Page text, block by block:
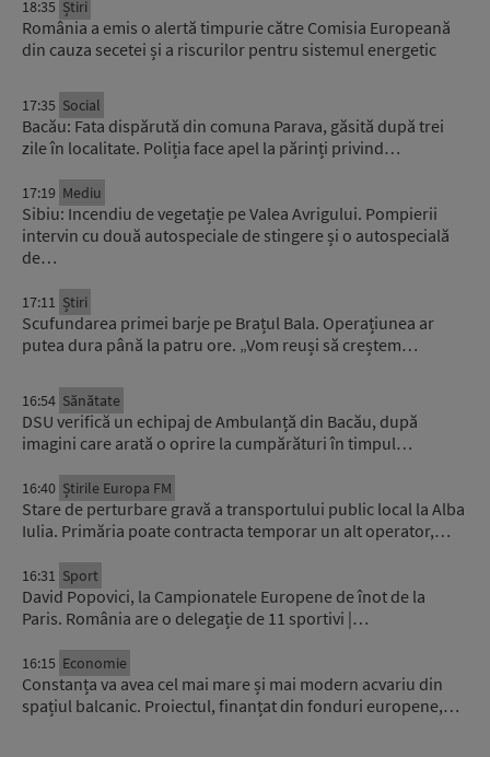
18:35 Știri
România a emis o alertă timpurie către Comisia Europeană
din cauza secetei și a riscurilor pentru sistemul energetic
17:35 Social
Bacău: Fata dispărută din comuna Parava, găsită după trei
zile în localitate. Poliția face apel la părinți privind…
17:19 Mediu
Sibiu: Incendiu de vegetație pe Valea Avrigului. Pompierii
intervin cu două autospeciale de stingere și o autospecială
de…
17:11 Știri
Scufundarea primei barje pe Brațul Bala. Operațiunea ar
putea dura până la patru ore. „Vom reuși să creștem…
16:54 Sănătate
DSU verifică un echipaj de Ambulanță din Bacău, după
imagini care arată o oprire la cumpărături în timpul…
16:40 Știrile Europa FM
Stare de perturbare gravă a transportului public local la Alba
Iulia. Primăria poate contracta temporar un alt operator,…
16:31 Sport
David Popovici, la Campionatele Europene de înot de la
Paris. România are o delegație de 11 sportivi |…
16:15 Economie
Constanța va avea cel mai mare și mai modern acvariu din
spațiul balcanic. Proiectul, finanțat din fonduri europene,…